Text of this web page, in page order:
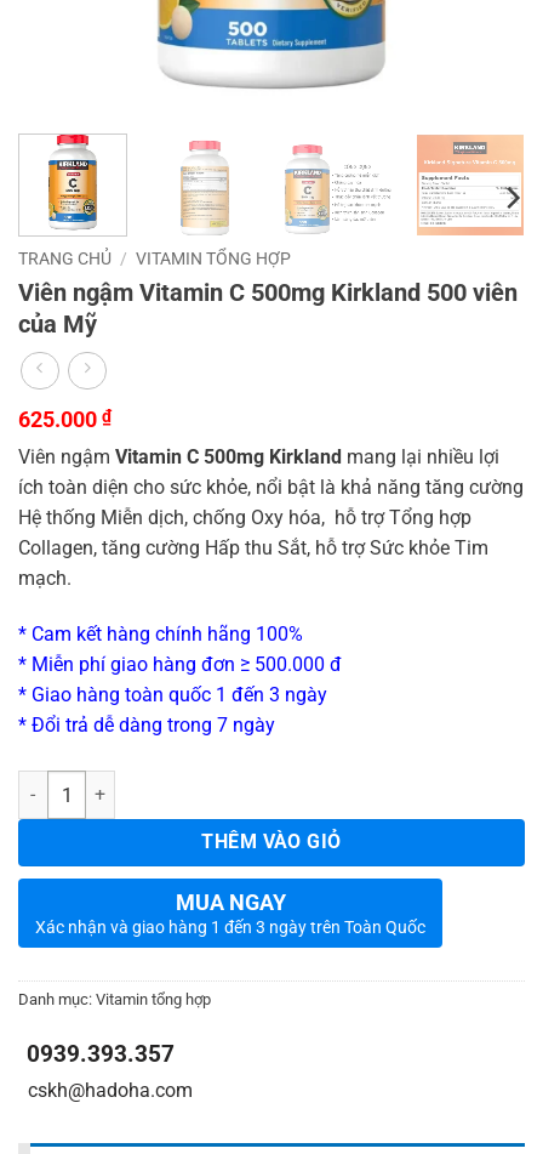
TRANG CHỦ / VITAMIN TỔNG HỢP
Viên ngậm Vitamin C 500mg Kirkland 500 viên
của Mỹ
625.000 ₫
Viên ngậm Vitamin C 500mg Kirkland mang lại nhiều lợi
ích toàn diện cho sức khỏe, nổi bật là khả năng tăng cường
Hệ thống Miễn dịch, chống Oxy hóa, hỗ trợ Tổng hợp
Collagen, tăng cường Hấp thu Sắt, hỗ trợ Sức khỏe Tim
mạch.
* Cam kết hàng chính hãng 100%
* Miễn phí giao hàng đơn ≥ 500.000 đ
* Giao hàng toàn quốc 1 đến 3 ngày
* Đổi trả dễ dàng trong 7 ngày
Số lượng
THÊM VÀO GIỎ
MUA NGAY
Xác nhận và giao hàng 1 đến 3 ngày trên Toàn Quốc
Danh mục: Vitamin tổng hợp
0939.393.357
cskh@hadoha.com